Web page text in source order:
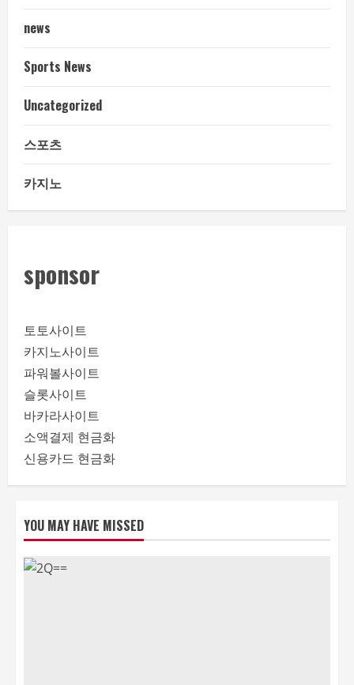
news
Sports News
Uncategorized
스포츠
카지노
sponsor
토토사이트
카지노사이트
파워볼사이트
슬롯사이트
바카라사이트
소액결제 현금화
신용카드 현금화
YOU MAY HAVE MISSED